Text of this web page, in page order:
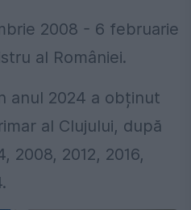
2008 - 6 februarie
al României.
anul 2024 a obținut
al Clujului, după
2008, 2012, 2016,